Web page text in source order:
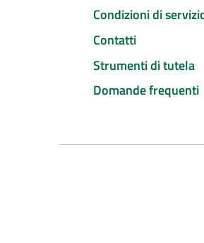
Condizioni di
Contatti
Strumenti di tutela
Domande frequenti